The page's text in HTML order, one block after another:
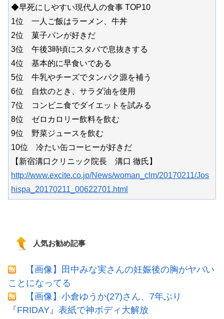
◆早死にしやすい現代人の食事 TOP10
1位 一人ご飯はラーメン、牛丼
2位 菓子パンが好きだ
3位 午後3時頃にスタバで息抜きする
4位 基本的に早食いである
5位 牛乳やチーズでタンパク源を補う
6位 自炊のとき、サラダ油を使用
7位 コンビニ食でダイエットを試みる
8位 ゼロカロリー飲料を飲む
9位 野菜ジュースを飲む
10位 冷たい缶コーヒーが好きだ
【新宿溝口クリニック院長 溝口 徹氏】
http://www.excite.co.jp/News/woman_clm/20170211/Jos
hispa_20170211_00622701.html
人気お勧め記事
【画像】田中みな実さんの妊娠後の胸がヤバい
ことになってる
【画像】小倉ゆうか(27)さん、7年ぶり
『FRIDAY』表紙で神ボディ大解放